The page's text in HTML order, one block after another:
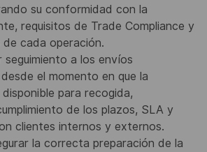
su conformidad con la
requisitos de Trade Compliance y
cada operación.
a los envíos
el momento en que la
para recogida,
de los plazos, SLA y
clientes internos y externos.
la correcta preparación de la